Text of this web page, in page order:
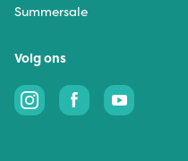
Summersale
Volg ons